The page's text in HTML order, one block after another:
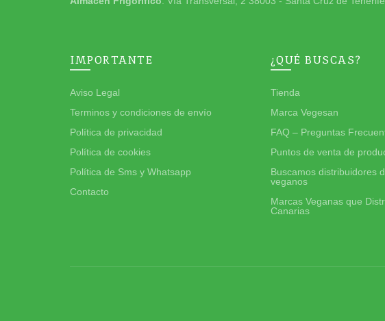
IMPORTANTE
Aviso Legal
Terminos y condiciones de envío
Política de privacidad
Política de cookies
Política de Sms y Whatsapp
Contacto
¿QUÉ BUSCAS?
Tienda
Marca Vegesan
FAQ – Preguntas
Puntos de venta de
Buscamos distribuidores
veganos
Marcas Veganas que
Canarias